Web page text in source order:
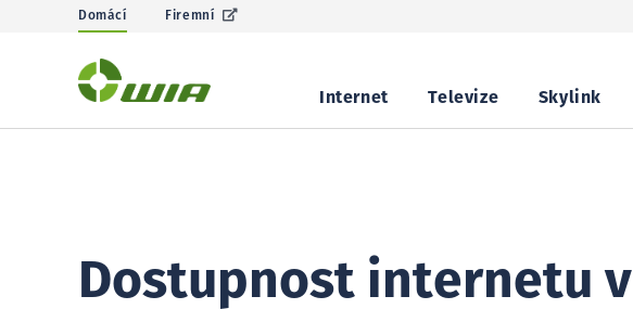
Domácí Firemní
Internet Televize Skylink
Dostupnost internetu v